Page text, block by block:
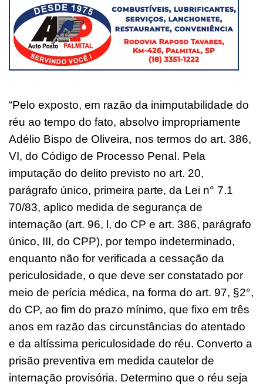
“Pelo exposto, em razão da inimputabilidade do
réu ao tempo do fato, absolvo impropriamente
Adélio Bispo de Oliveira, nos termos do art. 386,
VI, do Código de Processo Penal. Pela
imputação do delito previsto no art. 20,
parágrafo único, primeira parte, da Lei n° 7.1
70/83, aplico medida de segurança de
internação (art. 96, l, do CP e art. 386, parágrafo
único, III, do CPP), por tempo indeterminado,
enquanto não for verificada a cessação da
periculosidade, o que deve ser constatado por
meio de perícia médica, na forma do art. 97, §2°,
do CP, ao fim do prazo mínimo, que fixo em três
anos em razão das circunstâncias do atentado
e da altíssima periculosidade do réu. Converto a
prisão preventiva em medida cautelor de
internação provisória. Determino que o réu seja